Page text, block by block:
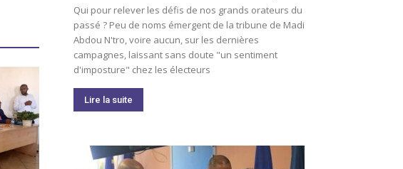
Qui pour relever les défis de nos grands orateurs du
passé ? Peu de noms émergent de la tribune de Madi
Abdou N'tro, voire aucun, sur les dernières
campagnes, laissant sans doute "un sentiment
d'imposture" chez les électeurs
Lire la suite